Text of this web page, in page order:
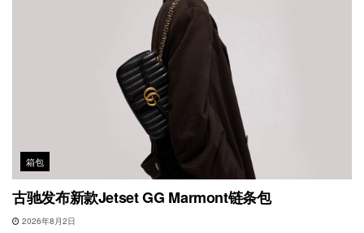
箱包
古驰发布新款Jetset GG Marmont链条包
2026年8月2日